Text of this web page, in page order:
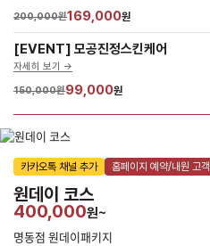
200,000원169,000원
[EVENT] 모공진정스킨케어
자세히 보기 ->
150,000원99,000원
카카오톡 채널 추가 홈페이지 예약/내원 고객
원데이 코스
400,000원~
명동점 원데이패키지